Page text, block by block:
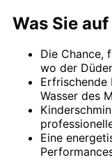
Was Sie
Die Chance,
wo der
Erfrischende
Wasser des
Eine